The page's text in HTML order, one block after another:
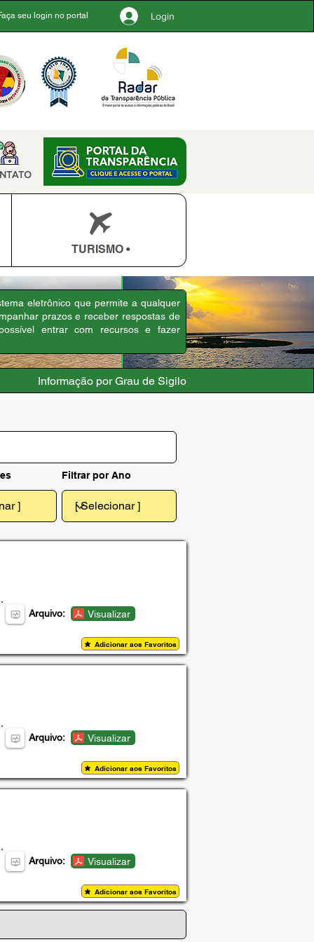
seu login no portal Login
TURISMO •
eletrônico que permite a qualquer
prazos e receber respostas de
entrar com recursos e fazer
Informação por Grau de Sigilo
Filtrar por Ano
Arquivo: Visualizar
Adicionar aos Favoritos
Arquivo: Visualizar
Adicionar aos Favoritos
Arquivo: Visualizar
Adicionar aos Favoritos